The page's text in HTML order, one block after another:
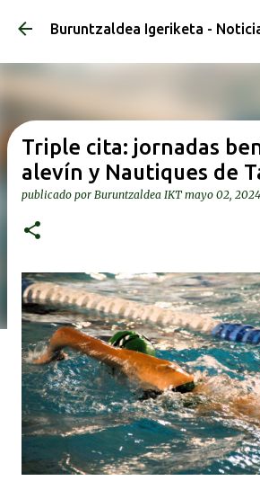
Ir al contenido
Buruntzaldea Igeriketa -
Triple cita: jornadas
alevín y Nautiques de
publicado por Buruntzaldea IKT mayo 02, 2024